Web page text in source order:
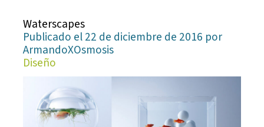
Waterscapes
Publicado el 22 de diciembre de 2016 por
ArmandoXOsmosis
Diseño